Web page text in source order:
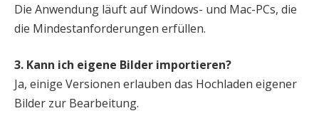
Die Anwendung läuft auf Windows- und Mac-PCs, die
die Mindestanforderungen erfüllen.
3. Kann ich eigene Bilder importieren?
Ja, einige Versionen erlauben das Hochladen eigener
Bilder zur Bearbeitung.